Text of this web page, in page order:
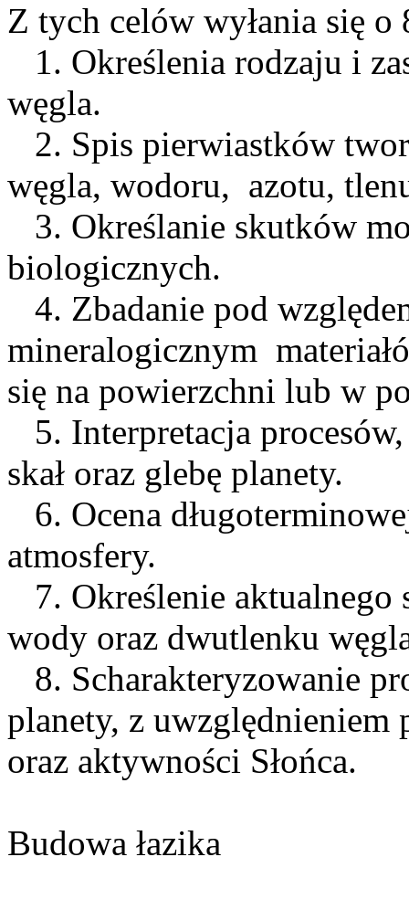
Z tych celów wyłania się
1. Określenia rodzaju i
węgla.
2. Spis pierwiastków
węgla, wodoru, azotu,
3. Określanie skutków
biologicznych.
4. Zbadanie pod
mineralogicznym
się na powierzchni lub w
5. Interpretacja
skał oraz glebę planety.
6. Ocena
atmosfery.
7. Określenie aktualnego
wody oraz dwutlenku
8. Scharakteryzowanie
planety, z uwzględnieniem
oraz aktywności Słońca.
Budowa łazika